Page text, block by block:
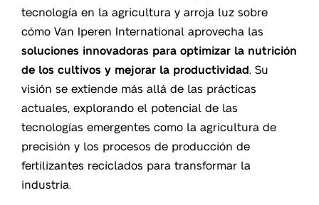
tecnología en la agricultura y arroja luz sobre
cómo Van Iperen International aprovecha las
soluciones innovadoras para optimizar la nutrición
de los cultivos y mejorar la productividad . Su
visión se extiende más allá de las prácticas
actuales, explorando el potencial de las
tecnologías emergentes como la agricultura de
precisión y los procesos de producción de
fertilizantes reciclados para transformar la
industria.